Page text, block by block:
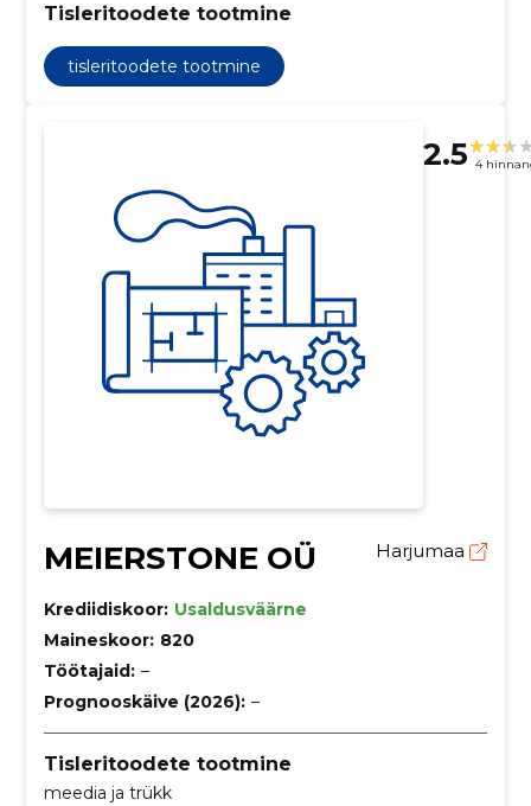
Tisleritoodete tootmine
tisleritoodete tootmine
2.5 4
MEIERSTONE OÜ Harjumaa
Krediidiskoor: Usaldusväärne
Maineskoor: 820
Töötajaid: –
Prognooskäive (2026): –
Tisleritoodete tootmine
meedia ja trükk